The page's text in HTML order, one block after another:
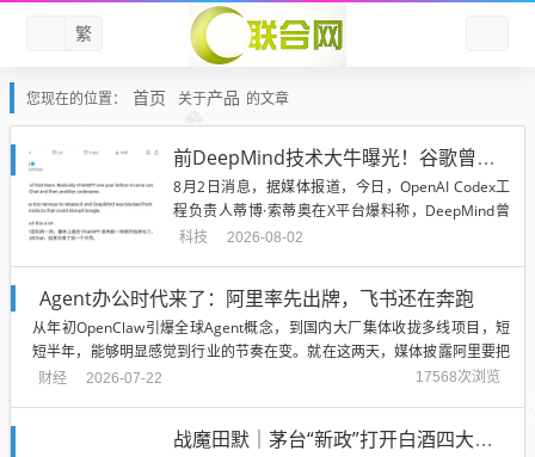
繁
您现在的位置： 首页 关于产品 的文章
前DeepMind技术大牛曝光！谷歌曾比ChatGPT早一年做出类似产品 但最终被雪藏
8月2日消息，据媒体报道，今日，OpenAI Codex工
程负责人蒂博·索蒂奥在X平台爆料称，DeepMind曾
在ChatGPT发布一年前做出类似产品，当时名字叫LM
歌搜索互相竞争，所以一直被雪藏。 同...
科技 2026-08-02
Agent办公时代来了：阿里率先出牌，飞书还在奔跑
从年初OpenClaw引爆全球Agent概念，到国内大厂集体收拢多线项目，短
短半年，能够明显感觉到行业的节奏在变。就在这两天，媒体披露阿里要把
旗下三款Agent产品QoderWork、悟空、MuleRun合并成千问办公，交由钉
财经 2026-07-22 17568次浏览
战魔田默｜茅台“新政”打开白酒四大战场：把酒卖给经销商，为什么不再足以证明增长？